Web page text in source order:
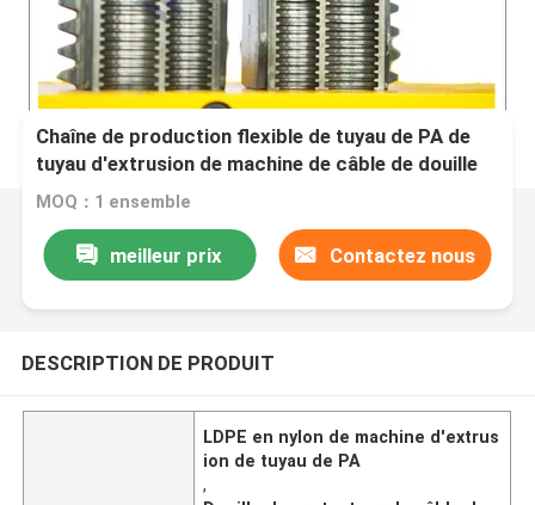
Chaîne de production flexible de tuyau de PA de
tuyau d'extrusion de machine de câble de douille
en nylon ondulée de protecteur
MOQ：1 ensemble
meilleur prix Contactez nous
DESCRIPTION DE PRODUIT
LDPE en nylon de machine d'extrus
ion de tuyau de PA
,